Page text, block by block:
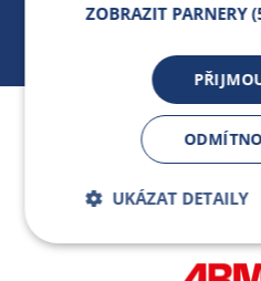
Jsme součástí skupiny
nezávislých
ZOBRAZIT PARNERY
UKÁZAT DETAILY
Bezpodmínečně
nutné soubory